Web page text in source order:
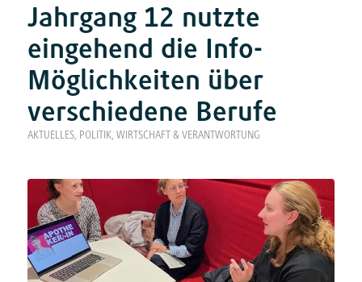
Jahrgang 12 nutzte
eingehend die Info-
Möglichkeiten über
verschiedene Berufe
AKTUELLES, POLITIK, WIRTSCHAFT & VERANTWORTUNG